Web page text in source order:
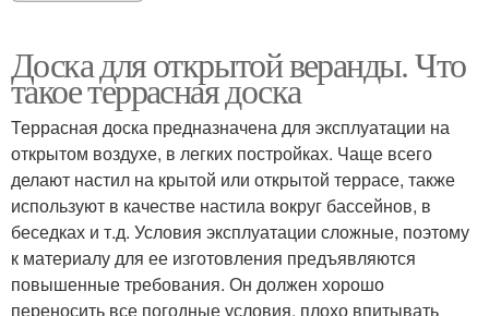
Доска для открытой веранды. Что
такое террасная доска
Террасная доска предназначена для эксплуатации на
открытом воздухе, в легких постройках. Чаще всего
делают настил на крытой или открытой террасе, также
используют в качестве настила вокруг бассейнов, в
беседках и т.д. Условия эксплуатации сложные, поэтому
к материалу для ее изготовления предъявляются
повышенные требования. Он должен хорошо
переносить все погодные условия, плохо впитывать